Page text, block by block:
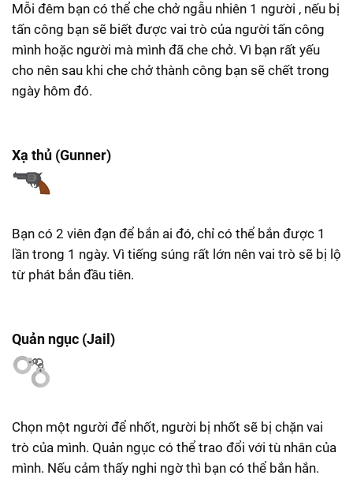
Mỗi đêm bạn có thể che chở ngẫu nhiên 1 người , nếu bị
tấn công bạn sẽ biết được vai trò của người tấn công
mình hoặc người mà mình đã che chở. Vì bạn rất yếu
cho nên sau khi che chở thành công bạn sẽ chết trong
ngày hôm đó.
Xạ thủ (Gunner)
Bạn có 2 viên đạn để bắn ai đó, chỉ có thể bắn được 1
lần trong 1 ngày. Vì tiếng súng rất lớn nên vai trò sẽ bị lộ
từ phát bắn đầu tiên.
Quản ngục (Jail)
Chọn một người để nhốt, người bị nhốt sẽ bị chặn vai
trò của mình. Quản ngục có thể trao đổi với tù nhân của
mình. Nếu cảm thấy nghi ngờ thì bạn có thể bắn hắn.